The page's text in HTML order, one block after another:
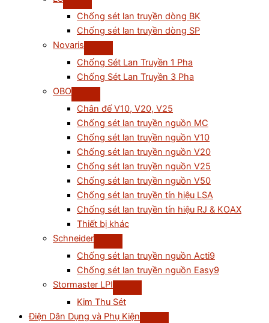
Chống sét lan truyền dòng BK
Chống sét lan truyền dòng SP
Novaris
Chống Sét Lan Truyền 1 Pha
Chống Sét Lan Truyền 3 Pha
OBO
Chân đế V10, V20, V25
Chống sét lan truyền nguồn MC
Chống sét lan truyền nguồn V10
Chống sét lan truyền nguồn V20
Chống sét lan truyền nguồn V25
Chống sét lan truyền nguồn V50
Chống sét lan truyền tín hiệu LSA
Chống sét lan truyền tín hiệu RJ & KOAX
Thiết bị khác
Schneider
Chống sét lan truyền nguồn Acti9
Chống sét lan truyền nguồn Easy9
Stormaster LPI
Kim Thu Sét
Điện Dân Dụng và Phụ Kiện